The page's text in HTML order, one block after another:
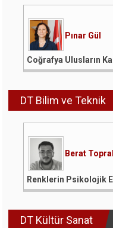
Pınar Gül
Coğrafya Ulusların
DT Bilim ve Teknik
Berat
Renklerin Psikolojik
DT Kültür Sanat